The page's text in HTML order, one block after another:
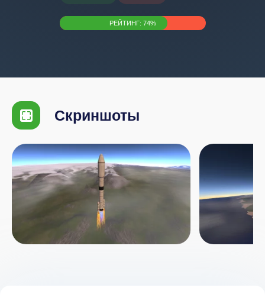
РЕЙТИНГ: 74%
Скриншоты